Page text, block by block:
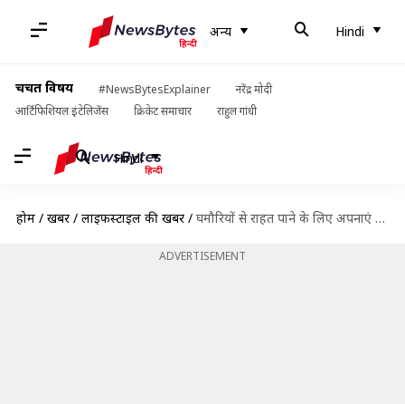
अन्य Hindi
चर्चित विषय #NewsBytesExplainer
नरेंद्र मोदी
आर्टिफिशियल इंटेलिजेंस
क्रिकेट समाचार राहुल गांधी
Hindi
होम / खबरें / लाइफस्टाइल की खबरें / घमौरियों से राहत पाने के लिए अपनाएं ये 5 घरेलू नुस्खे
ADVERTISEMENT